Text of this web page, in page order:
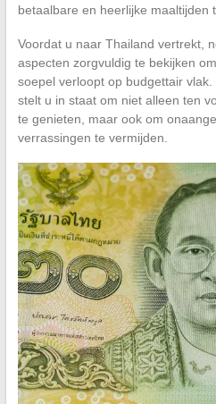
betaalbare en heerlijke maaltijden
Voordat u naar Thailand vertrekt,
aspecten zorgvuldig te bekijken
soepel verloopt op budgettair
stelt u in staat om niet alleen ten
te genieten, maar ook om
verrassingen te vermijden.